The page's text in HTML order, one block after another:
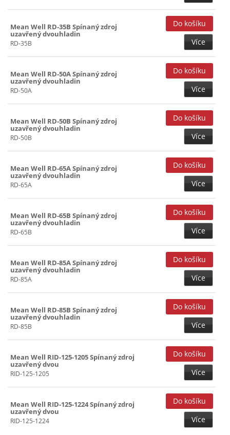
Mean Well RD-35B Spínaný zdroj
uzavřený dvouhladin
RD-35B Více
Mean Well RD-50A Spínaný zdroj
uzavřený dvouhladin
RD-50A Více
Mean Well RD-50B Spínaný zdroj
uzavřený dvouhladin
RD-50B Více
Mean Well RD-65A Spínaný zdroj
uzavřený dvouhladin
RD-65A Více
Mean Well RD-65B Spínaný zdroj
uzavřený dvouhladin
RD-65B Více
Mean Well RD-85A Spínaný zdroj
uzavřený dvouhladin
RD-85A Více
Mean Well RD-85B Spínaný zdroj
uzavřený dvouhladin
RD-85B Více
Mean Well RID-125-1205 Spínaný zdroj
uzavřený dvou
RID-125-1205 Více
Mean Well RID-125-1224 Spínaný zdroj
uzavřený dvou
RID-125-1224 Více